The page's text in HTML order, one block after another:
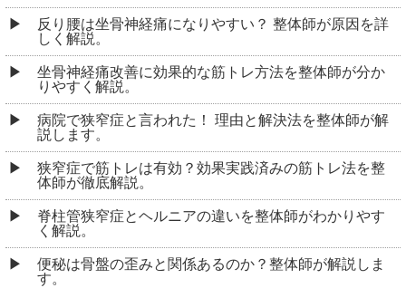
反り腰は坐骨神経痛になりやすい？ 整体師が原因を詳
しく解説。
坐骨神経痛改善に効果的な筋トレ方法を整体師が分か
りやすく解説。
病院で狭窄症と言われた！ 理由と解決法を整体師が解
説します。
狭窄症で筋トレは有効？効果実践済みの筋トレ法を整
体師が徹底解説。
脊柱管狭窄症とヘルニアの違いを整体師がわかりやす
く解説。
便秘は骨盤の歪みと関係あるのか？整体師が解説しま
す。